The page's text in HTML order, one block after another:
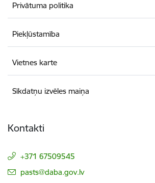
Privātuma politika
Piekļūstamība
Vietnes karte
Sīkdatņu izvēles maiņa
Kontakti
+371 67509545
E-pasts:
pasts@daba.gov.lv